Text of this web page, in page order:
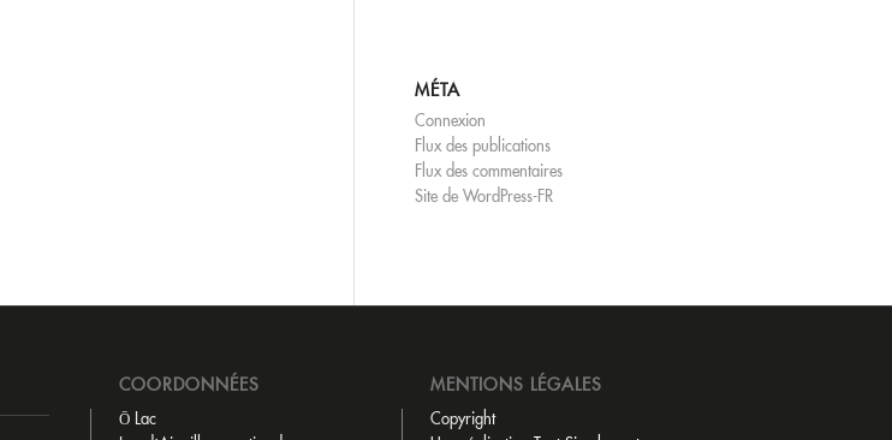
MÉTA
Connexion
Flux des publications
Flux des commentaires
Site de WordPress-FR
COORDONNÉES
Ō Lac
MENTIONS LÉGALES
Copyright